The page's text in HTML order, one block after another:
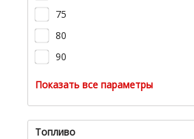
75
80
90
Показать все параметры
Топливо